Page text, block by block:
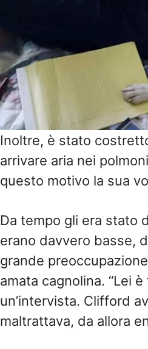
Inoltre, è stato
arrivare aria nei
questo motivo la sua
Da tempo gli era stato
erano davvero basse,
grande
amata cagnolina. “Lei
un’intervista. Clifford
maltrattava, da allora